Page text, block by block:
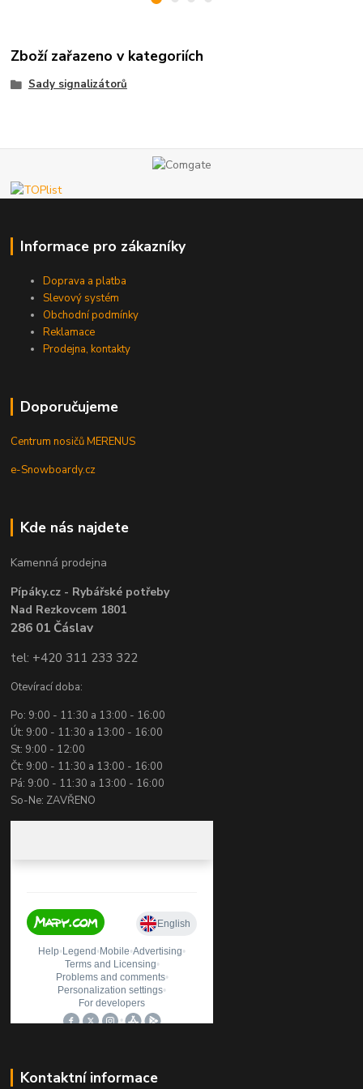
Zboží zařazeno v kategoriích
Sady signalizátorů
Informace pro zákazníky
Doprava a platba
Slevový systém
Obchodní podmínky
Reklamace
Prodejna, kontakty
Doporučujeme
Centrum nosičů MERENUS
e-Snowboardy.cz
Kde nás najdete
Kamenná prodejna
Pípáky.cz - Rybářské potřeby
Nad Rezkovcem 1801
286 01 Čáslav
tel: +420 311 233 322
Otevírací doba:
Po: 9:00 - 11:30 a 13:00 - 16:00
Út: 9:00 - 11:30 a 13:00 - 16:00
St: 9:00 - 12:00
Čt: 9:00 - 11:30 a 13:00 - 16:00
Pá: 9:00 - 11:30 a 13:00 - 16:00
So-Ne: ZAVŘENO
Kontaktní informace